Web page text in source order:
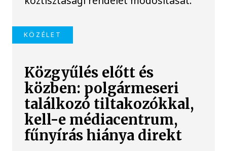
KÖZÉLET
Közgyűlés előtt és
közben: polgármeseri
találkozó tiltakozókkal,
kell-e médiacentrum,
fűnyírás hiánya direkt